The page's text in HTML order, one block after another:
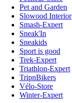
Pet and Garden
Slowood Interior
Smash-Expert
Sneak'In
Sneakids
Sport is good
Trek-Expert
Triathlon-Expert
TripnBikers
Vélo-Store
Winter-Expert